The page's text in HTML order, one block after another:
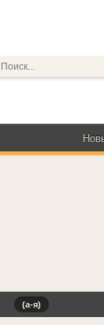
(а-я)